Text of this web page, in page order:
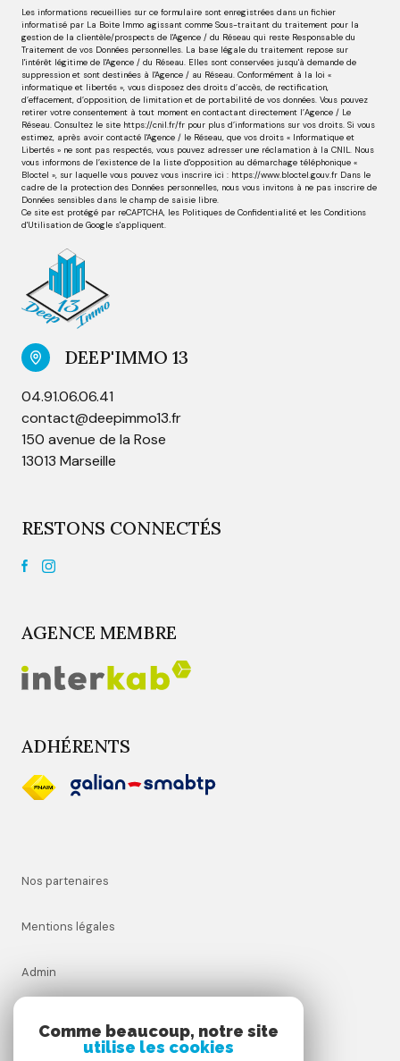
Les informations recueillies sur ce formulaire sont enregistrées dans un fichier
informatisé par La Boite Immo agissant comme Sous-traitant du traitement pour la
gestion de la clientèle/prospects de l'Agence / du Réseau qui reste Responsable du
Traitement de vos Données personnelles. La base légale du traitement repose sur
l'intérêt légitime de l'Agence / du Réseau. Elles sont conservées jusqu'à demande de
suppression et sont destinées à l'Agence / au Réseau. Conformément à la loi «
informatique et libertés », vous disposez des droits d’accès, de rectification,
d’effacement, d’opposition, de limitation et de portabilité de vos données. Vous pouvez
retirer votre consentement à tout moment en contactant directement l’Agence / Le
Réseau. Consultez le site https://cnil.fr/fr pour plus d’informations sur vos droits. Si vous
estimez, après avoir contacté l'Agence / le Réseau, que vos droits « Informatique et
Libertés » ne sont pas respectés, vous pouvez adresser une réclamation à la CNIL. Nous
vous informons de l’existence de la liste d'opposition au démarchage téléphonique «
Bloctel », sur laquelle vous pouvez vous inscrire ici : https://www.bloctel.gouv.fr Dans le
cadre de la protection des Données personnelles, nous vous invitons à ne pas inscrire de
Données sensibles dans le champ de saisie libre.
Ce site est protégé par reCAPTCHA, les Politiques de Confidentialité et les Conditions
d'Utilisation de Google s'appliquent.
DEEP'IMMO 13
04.91.06.06.41
contact@deepimmo13.fr
150 avenue de la Rose
13013 Marseille
RESTONS CONNECTÉS
AGENCE MEMBRE
ADHÉRENTS
Nos partenaires
Mentions légales
Admin
Comme beaucoup, notre site
utilise les cookies